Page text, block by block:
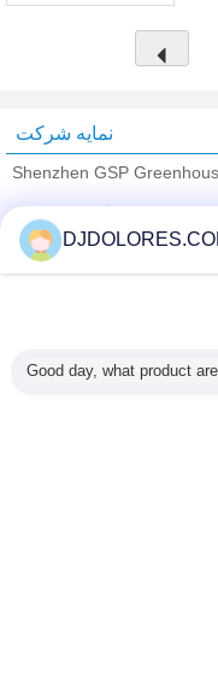
نمایه شرکت
Shenzhen GSP
Trust Seal
همه محصولات
Good day, what product